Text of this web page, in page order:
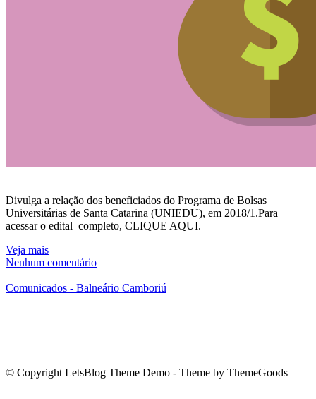
Divulga a relação dos beneficiados do Programa de Bolsas
Universitárias de Santa Catarina (UNIEDU), em 2018/1.Para
acessar o edital completo, CLIQUE AQUI.
Veja mais
Nenhum comentário
Comunicados - Balneário Camboriú
© Copyright LetsBlog Theme Demo - Theme by ThemeGoods